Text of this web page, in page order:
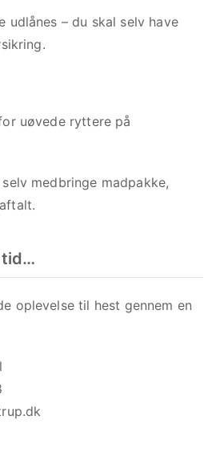
udlånes – du skal selv have
uøvede ryttere på
medbringe madpakke,
tid…
oplevelse til hest gennem en